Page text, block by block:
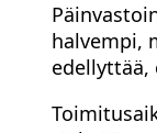
halvempi,
edellyttää,